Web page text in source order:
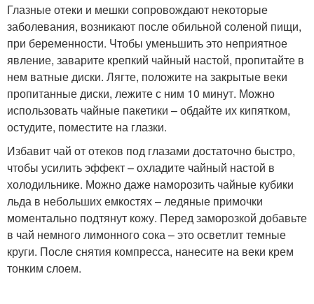
Глазные отеки и мешки сопровождают некоторые
заболевания, возникают после обильной соленой пищи,
при беременности. Чтобы уменьшить это неприятное
явление, заварите крепкий чайный настой, пропитайте в
нем ватные диски. Лягте, положите на закрытые веки
пропитанные диски, лежите с ним 10 минут. Можно
использовать чайные пакетики – обдайте их кипятком,
остудите, поместите на глазки.
Избавит чай от отеков под глазами достаточно быстро,
чтобы усилить эффект – охладите чайный настой в
холодильнике. Можно даже наморозить чайные кубики
льда в небольших емкостях – ледяные примочки
моментально подтянут кожу. Перед заморозкой добавьте
в чай немного лимонного сока – это осветлит темные
круги. После снятия компресса, нанесите на веки крем
тонким слоем.